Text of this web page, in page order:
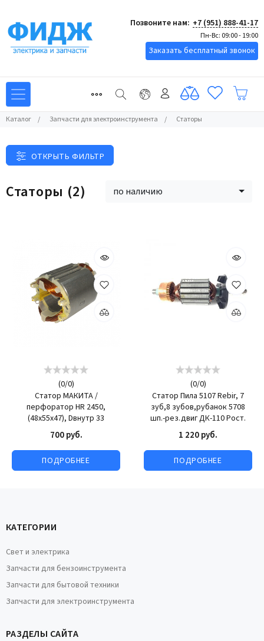
Позвоните нам: +7 (951) 888-41-17
Пн-Вс: 09:00 - 19:00
Заказать бесплатный звонок
Каталог / Запчасти для электроинструмента / Статоры
ОТКРЫТЬ ФИЛЬТР
Статоры (2) по наличию
(0/0)
Статор МАКИТА /
перфоратор HR 2450,
(48х55х47), Dвнутр 33
700 руб.
ПОДРОБНЕЕ
(0/0)
Статор Пила 5107 Rebir, 7
зуб,8 зубов,рубанок 5708
шп.-рез.двиг ДК-110 Рост.
1 220 руб.
ПОДРОБНЕЕ
КАТЕГОРИИ
Свет и электрика
Запчасти для бензоинструмента
Запчасти для бытовой техники
Запчасти для электроинструмента
РАЗДЕЛЫ САЙТА